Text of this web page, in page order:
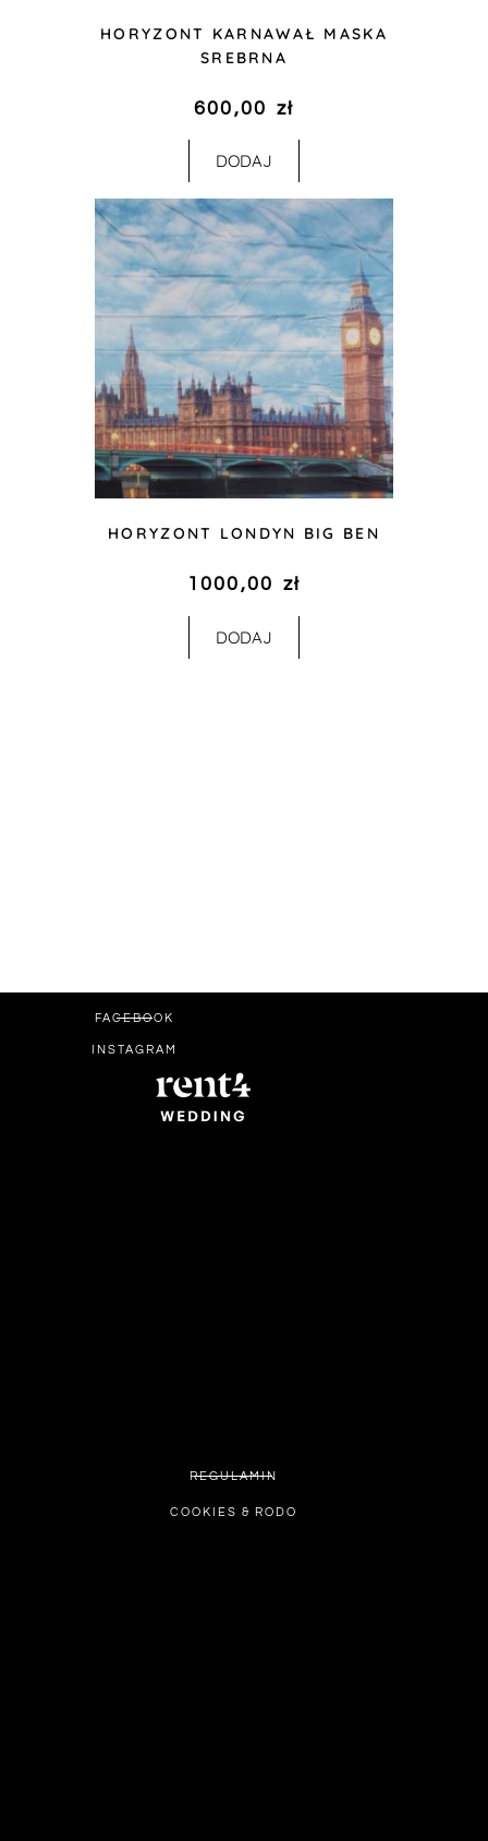
HORYZONT KARNAWAŁ MASKA
SREBRNA
600,00 zł
DODAJ
HORYZONT LONDYN BIG BEN
1000,00 zł
DODAJ
FACEBOOK
INSTAGRAM
REGULAMIN
COOKIES & RODO